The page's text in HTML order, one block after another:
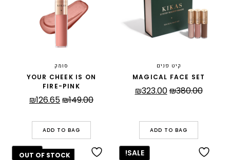
קיט פנים
MAGICAL FACE SET
₪380.00
המחיר
₪380.00.
₪323.00
ADD TO BAG
סומק
YOUR CHEEK IS ON
FIRE-PINK
₪149.00
המחיר
היה:
₪149.00.
₪126.65
ADD TO BAG
SALE!
SALE!